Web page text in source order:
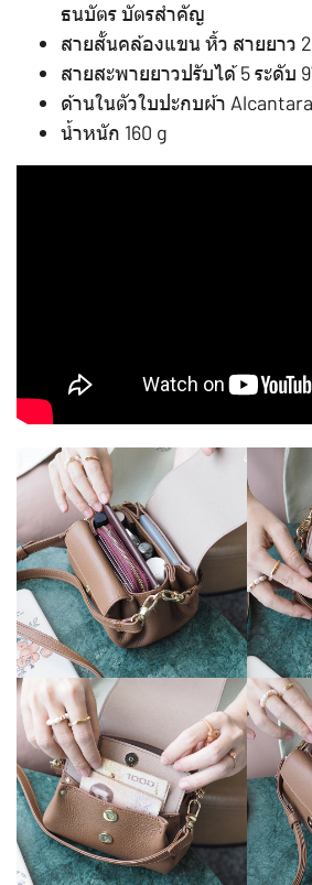
ธนบัตร บัตรสำคัญ
สายสั้นคล้องแขน หิ้ว สายยาว
สายสะพายยาวปรับได้ 5 ระดับ
ด้านในตัวใบปะกบผ้า
น้ำหนัก 160 g